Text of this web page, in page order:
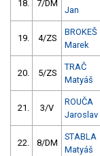
18. 7/DM
Jan
19. 4/ZS
BROKEŠ
Marek
20. 5/ZS
TRAČ
Matyáš
21. 3/V
ROUČA
Jaroslav
22. 8/DM
STABLA
Matyáš